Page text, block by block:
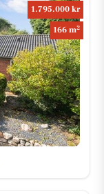
1.795.000 kr
166 m2